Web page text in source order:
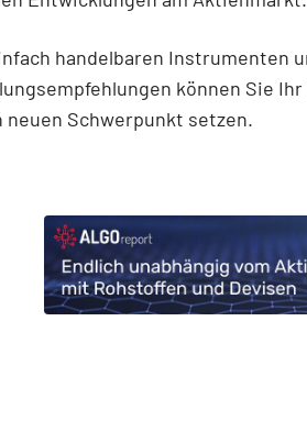
handelbaren Instrumenten
können Sie
neuen Schwerpunkt setzen.